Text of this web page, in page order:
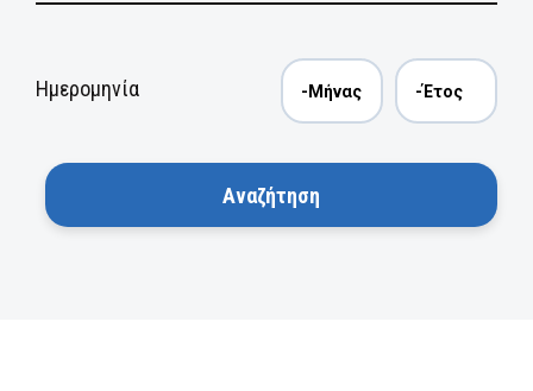
Ημερομηνία